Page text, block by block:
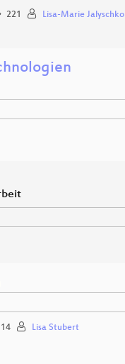
221 Lisa-Marie Jalyschko
Lisa Stubert